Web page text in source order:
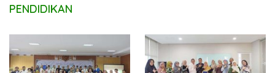
PENDIDIKAN